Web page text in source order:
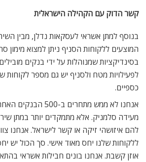
קשר הדוק עם הקהילה הישראלית
בנוסף למתן אשראי לעסקאות נדלן, מבין
המוצעים ללקוחות הסניף ניתן למצוא מימון
בסינדיקציות שמנוהלות על ידי בנקים
לפעילויות מטח ולסניף יש גם מספר לקוחות
כספיים.
אנחנו לא ממש מתחרים
מעידה סלמניק. אלא מתמקדים יותר במתן
להם איזושהי זיקה או קשר לישראל. אנחנו
ללקוחות שלנו יחס מאוד אישי. סך הכול יש
אוזן קשבת. אנחנו בונים חבילות אשראי